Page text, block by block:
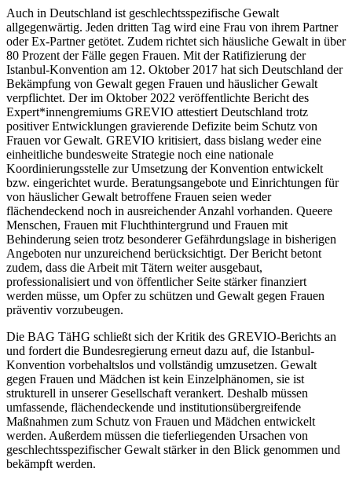
Auch in Deutschland ist geschlechtsspezifische Gewalt
allgegenwärtig. Jeden dritten Tag wird eine Frau von ihrem Partner
oder Ex-Partner getötet. Zudem richtet sich häusliche Gewalt in über
80 Prozent der Fälle gegen Frauen. Mit der Ratifizierung der
Istanbul-Konvention am 12. Oktober 2017 hat sich Deutschland der
Bekämpfung von Gewalt gegen Frauen und häuslicher Gewalt
verpflichtet. Der im Oktober 2022 veröffentlichte Bericht des
Expert*innengremiums GREVIO attestiert Deutschland trotz
positiver Entwicklungen gravierende Defizite beim Schutz von
Frauen vor Gewalt. GREVIO kritisiert, dass bislang weder eine
einheitliche bundesweite Strategie noch eine nationale
Koordinierungsstelle zur Umsetzung der Konvention entwickelt
bzw. eingerichtet wurde. Beratungsangebote und Einrichtungen für
von häuslicher Gewalt betroffene Frauen seien weder
flächendeckend noch in ausreichender Anzahl vorhanden. Queere
Menschen, Frauen mit Fluchthintergrund und Frauen mit
Behinderung seien trotz besonderer Gefährdungslage in bisherigen
Angeboten nur unzureichend berücksichtigt. Der Bericht betont
zudem, dass die Arbeit mit Tätern weiter ausgebaut,
professionalisiert und von öffentlicher Seite stärker finanziert
werden müsse, um Opfer zu schützen und Gewalt gegen Frauen
präventiv vorzubeugen.
Die BAG TäHG schließt sich der Kritik des GREVIO-Berichts an
und fordert die Bundesregierung erneut dazu auf, die Istanbul-
Konvention vorbehaltslos und vollständig umzusetzen. Gewalt
gegen Frauen und Mädchen ist kein Einzelphänomen, sie ist
strukturell in unserer Gesellschaft verankert. Deshalb müssen
umfassende, flächendeckende und institutionsübergreifende
Maßnahmen zum Schutz von Frauen und Mädchen entwickelt
werden. Außerdem müssen die tieferliegenden Ursachen von
geschlechtsspezifischer Gewalt stärker in den Blick genommen und
bekämpft werden.